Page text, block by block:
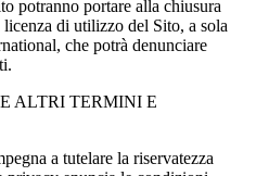
potranno portare alla chiusura
di utilizzo del Sito, a sola
che potrà denunciare
ALTRI TERMINI E
a tutelare la riservatezza